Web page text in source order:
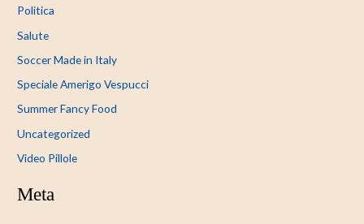
Politica
Salute
Soccer Made in Italy
Speciale Amerigo Vespucci
Summer Fancy Food
Uncategorized
Video Pillole
Meta